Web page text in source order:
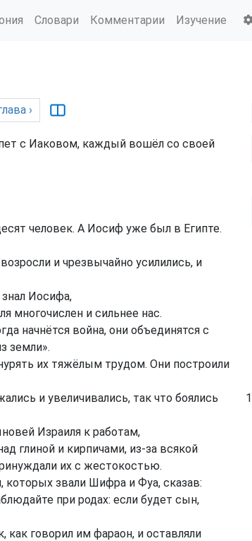
Словари Комментарии Изучение
›
с Иаковом, каждый вошёл со своей
человек. А Иосиф уже был в Египте.
и чрезвычайно усилились, и
Иосифа,
многочислен и сильнее нас.
начнётся война, они объединятся с
земли».
их тяжёлым трудом. Они построили
и увеличивались, так что боялись
Израиля к работам,
глиной и кирпичами, из-за всякой
их с жестокостью.
звали Шифра и Фуа, сказав:
при родах: если будет сын,
как говорил им фараон, и оставляли